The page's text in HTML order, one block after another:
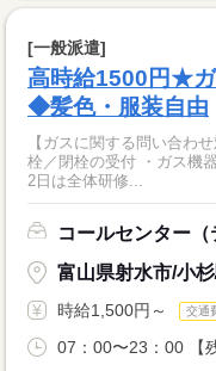
[一般派遣]
高時給1500円★
◆髪色・服装自由
【ガスに関する問い合わ
栓／閉栓の受付 ・ガス機器に関す
2日は全体研修...
コールセンター（
富山県射水市/小
時給1,500円～ 交通
07：00〜23：00 【